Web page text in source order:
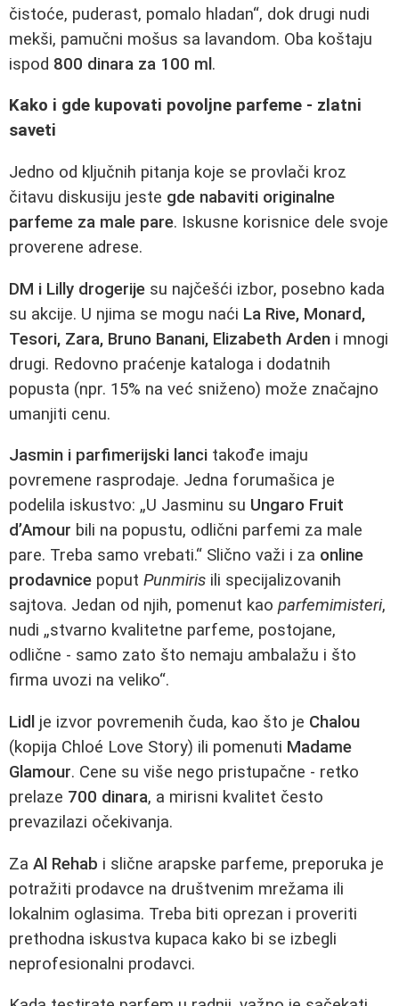
čistoće, puderast, pomalo hladan“, dok drugi nudi
mekši, pamučni mošus sa lavandom. Oba koštaju
ispod 800 dinara za 100 ml.
Kako i gde kupovati povoljne parfeme - zlatni
saveti
Jedno od ključnih pitanja koje se provlači kroz
čitavu diskusiju jeste gde nabaviti originalne
parfeme za male pare. Iskusne korisnice dele svoje
proverene adrese.
DM i Lilly drogerije su najčešći izbor, posebno kada
su akcije. U njima se mogu naći La Rive, Monard,
Tesori, Zara, Bruno Banani, Elizabeth Arden i mnogi
drugi. Redovno praćenje kataloga i dodatnih
popusta (npr. 15% na već sniženo) može značajno
umanjiti cenu.
Jasmin i parfimerijski lanci takođe imaju
povremene rasprodaje. Jedna forumašica je
podelila iskustvo: „U Jasminu su Ungaro Fruit
d’Amour bili na popustu, odlični parfemi za male
pare. Treba samo vrebati.“ Slično važi i za online
prodavnice poput Punmiris ili specijalizovanih
sajtova. Jedan od njih, pomenut kao parfemimisteri,
nudi „stvarno kvalitetne parfeme, postojane,
odlične - samo zato što nemaju ambalažu i što
firma uvozi na veliko“.
Lidl je izvor povremenih čuda, kao što je Chalou
(kopija Chloé Love Story) ili pomenuti Madame
Glamour. Cene su više nego pristupačne - retko
prelaze 700 dinara, a mirisni kvalitet često
prevazilazi očekivanja.
Za Al Rehab i slične arapske parfeme, preporuka je
potražiti prodavce na društvenim mrežama ili
lokalnim oglasima. Treba biti oprezan i proveriti
prethodna iskustva kupaca kako bi se izbegli
neprofesionalni prodavci.